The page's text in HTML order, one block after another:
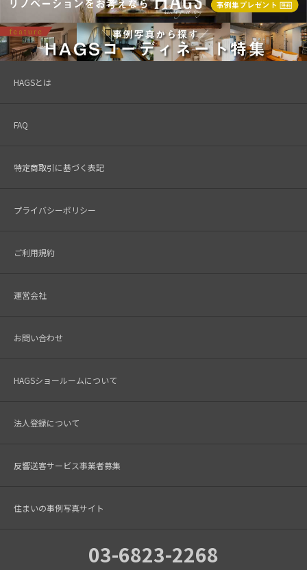
HAGSとは
FAQ
特定商取引に基づく表記
プライバシーポリシー
ご利用規約
運営会社
お問い合わせ
HAGSショールームについて
法人登録について
反響送客サービス事業者募集
住まいの事例写真サイト
03-6823-2268